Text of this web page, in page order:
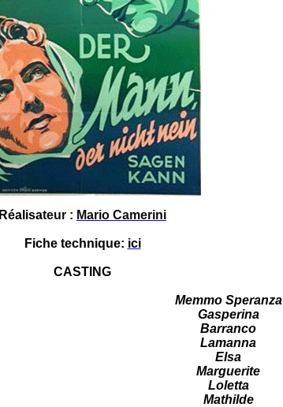
Réalisateur : Mario Camerini
Fiche technique: ici
CASTING
Memmo Speranza
Gasperina
Barranco
Lamanna
Elsa
Marguerite
Loletta
Mathilde